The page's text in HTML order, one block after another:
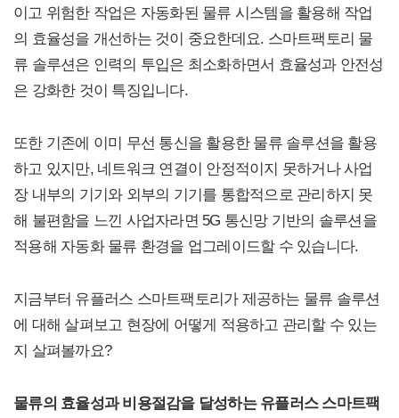
이고 위험한 작업은 자동화된 물류 시스템을 활용해 작업
의 효율성을 개선하는 것이 중요한데요. 스마트팩토리 물
류 솔루션은 인력의 투입은 최소화하면서 효율성과 안전성
은 강화한 것이 특징입니다.
또한 기존에 이미 무선 통신을 활용한 물류 솔루션을 활용
하고 있지만, 네트워크 연결이 안정적이지 못하거나 사업
장 내부의 기기와 외부의 기기를 통합적으로 관리하지 못
해 불편함을 느낀 사업자라면 5G 통신망 기반의 솔루션을
적용해 자동화 물류 환경을 업그레이드할 수 있습니다.
지금부터 유플러스 스마트팩토리가 제공하는 물류 솔루션
에 대해 살펴보고 현장에 어떻게 적용하고 관리할 수 있는
지 살펴볼까요?
물류의 효율성과 비용절감을 달성하는 유플러스 스마트팩